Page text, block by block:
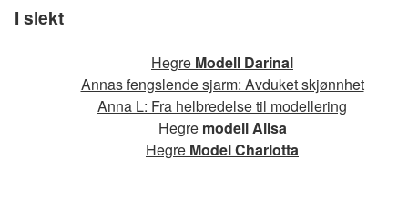
I slekt
Hegre Modell Darinal
Annas fengslende sjarm: Avduket skjønnhet
Anna L: Fra helbredelse til modellering
Hegre modell Alisa
Hegre Model Charlotta